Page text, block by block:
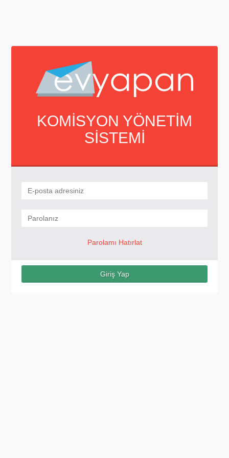
KOMİSYON YÖNETİM
SİSTEMİ
Parolamı Hatırlat
Giriş Yap